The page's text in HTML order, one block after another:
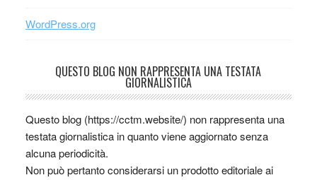
WordPress.org
QUESTO BLOG NON RAPPRESENTA UNA TESTATA
GIORNALISTICA
Questo blog (https://cctm.website/) non rappresenta una
testata giornalistica in quanto viene aggiornato senza
alcuna periodicità.
Non può pertanto considerarsi un prodotto editoriale ai